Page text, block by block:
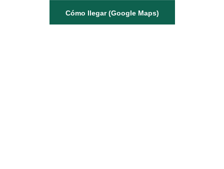
Cómo llegar (Google Maps)